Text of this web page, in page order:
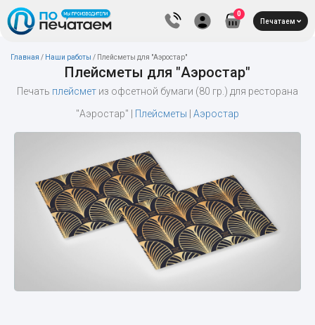
0
Печатаем
Главная / Наши работы / Плейсметы для "Аэростар"
Плейсметы для "Аэростар"
Печать плейсмет из офсетной бумаги (80 гр.) для ресторана
"Аэростар" |
Плейсметы Аэростар